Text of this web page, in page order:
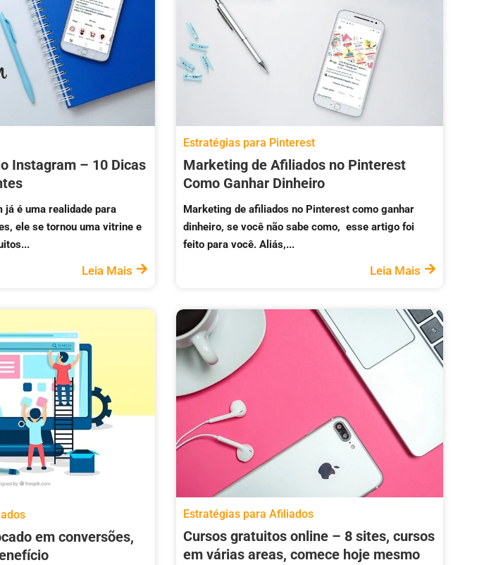
Instagram – 10 Dicas
já é uma realidade para
ele se tornou uma vitrine e
Leia Mais
Estratégias para Pinterest
Marketing de Afiliados no Pinterest
Como Ganhar Dinheiro
Marketing de afiliados no Pinterest como ganhar
dinheiro, se você não sabe como, esse artigo foi
feito para você. Aliás,...
Leia Mais
em conversões,
Estratégias para Afiliados
Cursos gratuitos online – 8 sites, cursos
em várias areas, comece hoje mesmo